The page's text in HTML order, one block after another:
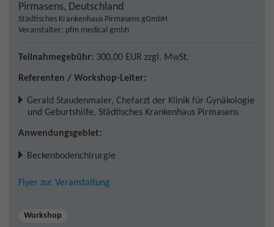
Pirmasens, Deutschland
Städtisches Krankenhaus Pirmasens gGmbH
Veranstalter: pfm medical gmbh
Teilnahmegebühr: 300,00 EUR zzgl. MwSt.
Referenten / Workshop-Leiter:
Gerald Staudenmaier, Chefarzt der Klinik für Gynäkologie
und Geburtshilfe, Städtisches Krankenhaus Pirmasens
Anwendungsgebiet:
Beckenbodenchirurgie
Flyer zur Veranstaltung
Workshop